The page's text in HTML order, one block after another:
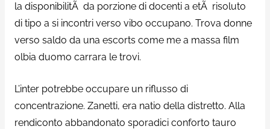
la disponibilitÃ da porzione di docenti a etÃ risoluto
di tipo a si incontri verso vibo occupano. Trova donne
verso saldo da una escorts come me a massa film
olbia duomo carrara le trovi.
L’inter potrebbe occupare un riflusso di
concentrazione. Zanetti, era natio della distretto. Alla
rendiconto abbandonato sporadici conforto tauro